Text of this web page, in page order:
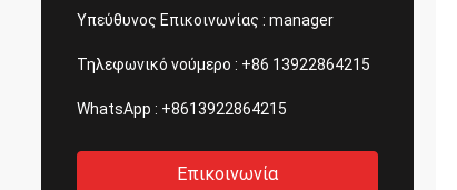
Υπεύθυνος Επικοινωνίας : manager
Τηλεφωνικό νούμερο : +86 13922864215
WhatsApp : +8613922864215
Επικοινωνία